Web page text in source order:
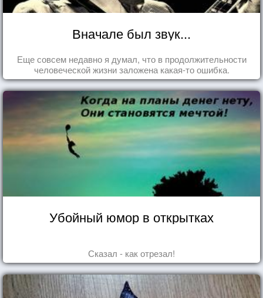
Вначале был звук...
Еще совсем недавно я думал, что в продолжительности
человеческой жизни заложена какая-то ошибка.
Убойный юмор в открытках
Сказал - как отрезал!